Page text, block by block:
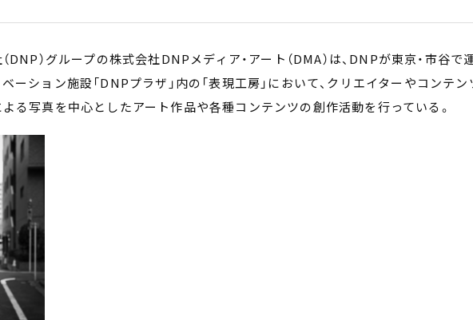
DNP）グループの株式会社DNPメディア・アート（DMA）は、DNPが東京・市谷で
ーション施設「DNPプラザ」内の「表現工房」において、クリエイターやコンテン
る写真を中心としたアート作品や各種コンテンツの創作活動を行っている。